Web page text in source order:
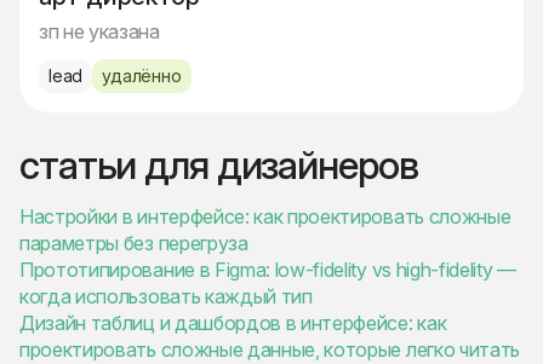
зп не указана
lead удалённо
статьи для дизайнеров
Настройки в интерфейсе: как проектировать сложные
параметры без перегруза
Прототипирование в Figma: low-fidelity vs high-fidelity —
когда использовать каждый тип
Дизайн таблиц и дашбордов в интерфейсе: как
проектировать сложные данные, которые легко читать